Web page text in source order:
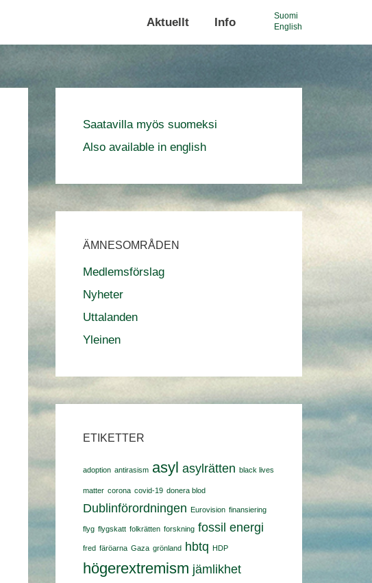
Suomi
English
Aktuellt Info
ÄMNESOMRÅDEN
Medlemsförslag
Nyheter
Uttalanden
Yleinen
ETIKETTER
adoption antirasism asyl asylrätten black lives
matter corona covid-19 donera blod
Dublinförordningen Eurovision finansiering
flyg flygskatt folkrätten forskning fossil energi
fred färöarna Gaza grönland hbtq HDP
högerextremism jämlikhet